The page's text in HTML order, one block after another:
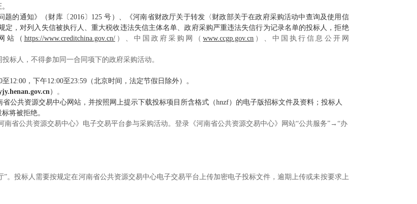
的通知》（财库〔2016〕125 号）、《河南省财政厅关于转发〈财政部关于在政府采购活动中查询及使用信
定，对列入失信被执行人、重大税收违法失信主体名单、政府采购严重违法失信行为记录名单的投标人，拒绝
站（ https://www.creditchina.gov.cn/）、中国政府采购网（www.ccgp.gov.cn ）、中国执行信息公开网
标人，不得参加同一合同项下的政府采购活动。
12:00，下午12:00至23:59（北京时间，法定节假日除外）。
） 。
公共资源交易中心网站，并按照网上提示下载投标项目所含格式（hnzf）的电子版招标文件及资料；投标人
将被拒绝。
省公共资源交易中心》电子交易平台参与采购活动。登录《河南省公共资源交易中心》网站“公共服务”→“办
。投标人需要按规定在河南省公共资源交易中心电子交易平台上传加密电子投标文件，逾期上传或未按要求上